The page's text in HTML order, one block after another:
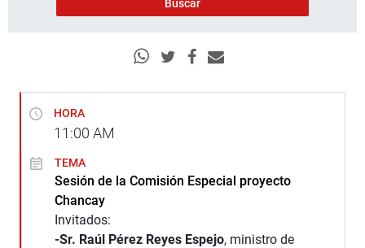
HORA
11:00 AM
TEMA
Sesión de la Comisión Especial proyecto
Chancay
Invitados:
-Sr. Raúl Pérez Reyes Espejo, ministro de